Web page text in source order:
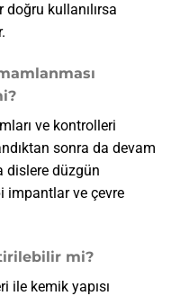
kullanılırsa
ve kontrolleri
sonra da devam
dislere düzgün
impantlar ve çevre
mi?
ile kemik yapısı